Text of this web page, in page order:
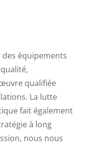
équipements
qualifiée
La lutte
fait également
à long
nous nous